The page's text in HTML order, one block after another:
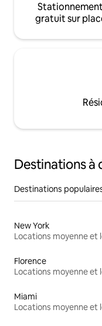
Stationnement
gratuit sur
Destinations à
Destinations
New York
Florence
Miami